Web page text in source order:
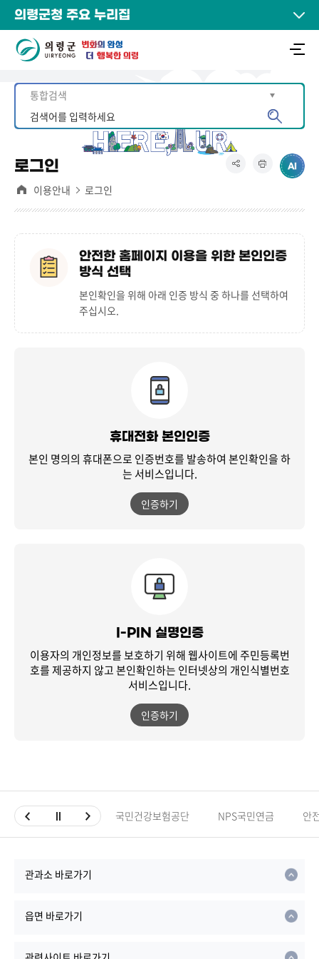
의령군청 주요 누리집
로그인
이용안내 로그인
안전한 홈페이지 이용을 위한 본인인증
방식 선택
본인확인을 위해 아래 인증 방식 중 하나를 선택하여
주십시오.
휴대전화 본인인증
본인 명의의 휴대폰으로 인증번호를 발송하여 본인확인을 하
는 서비스입니다.
인증하기
I-PIN 실명인증
이용자의 개인정보를 보호하기 위해 웹사이트에 주민등록번
호를 제공하지 않고본인확인하는 인터넷상의 개인식별번호
서비스입니다.
인증하기
국민건강보험공단 NPS국민연금 안
관과소 바로가기
읍면 바로가기